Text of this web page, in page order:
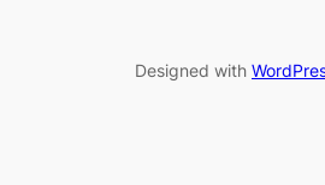
Designed with